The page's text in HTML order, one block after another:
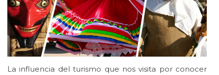
La influencia del turismo que nos visita por conocer